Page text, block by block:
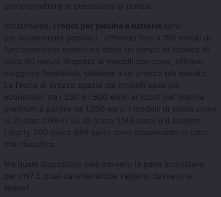
compromettere le prestazioni di pulizia.
Attualmente, i robot per piscina a batteria sono
particolarmente popolari , offrendo fino a 150 minuti di
funzionamento autonomo dopo un tempo di ricarica di
circa 90 minuti. Rispetto ai modelli con cavo, offrono
maggiore flessibilità, sebbene a un prezzo più elevato.
La fascia di prezzo spazia dai modelli base più
economici, tra i 200 e i 500 euro, ai robot per piscina
premium a partire da 1.000 euro. I modelli di punta come
lo Zodiac CNX-Li 52 iQ (circa 1.149 euro) e il Dolphin
Liberty 200 (circa 889 euro) sono attualmente in cima
alla classifica.
Ma quale dispositivo vale davvero la pena acquistare,
per chi? E quali caratteristiche valgono davvero la
spesa?